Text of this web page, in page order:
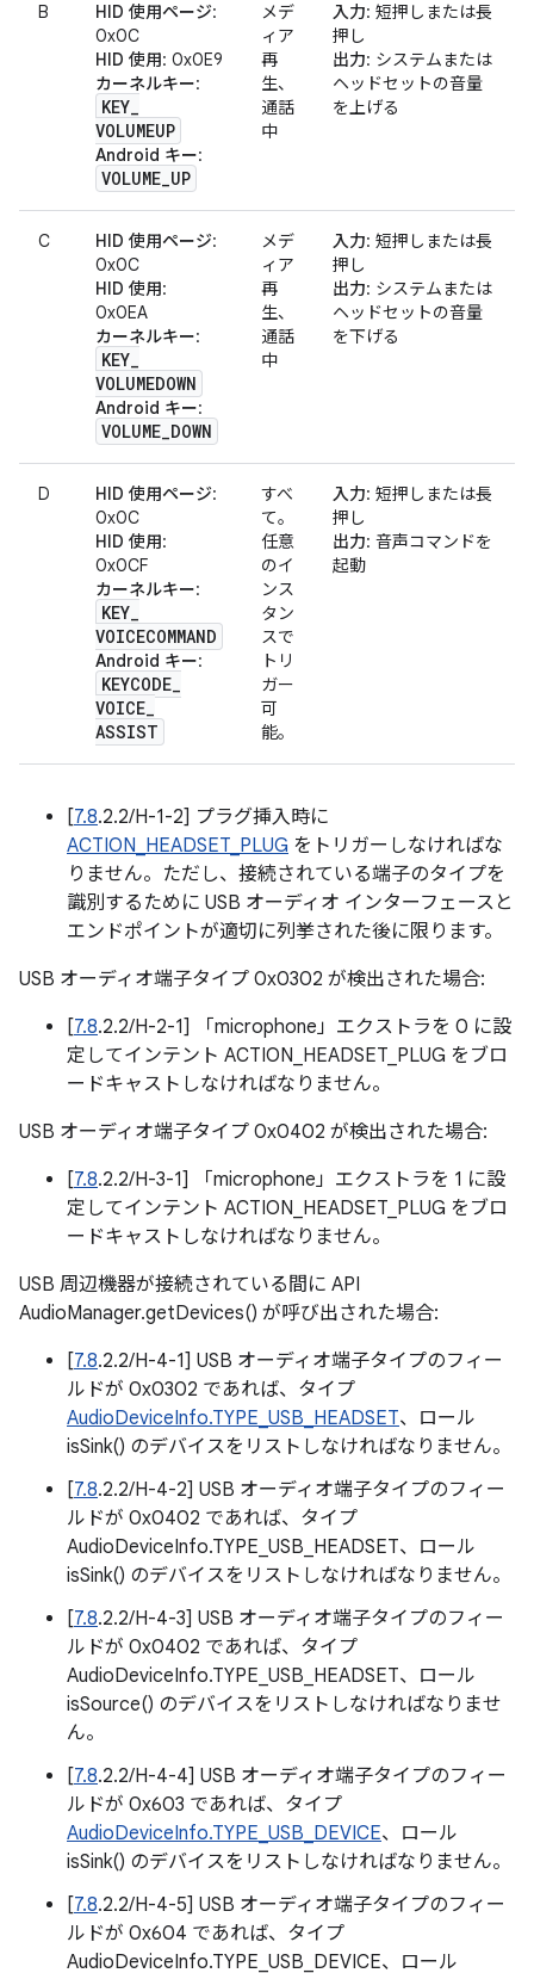
B HID 使用ページ:
0x0C
HID 使用: 0x0E9
カーネルキー:
KEY_
VOLUMEUP
Android キー:
VOLUME_UP
メデ
ィア
再
生、
通話
中
入力: 短押しまたは長
押し
出力: システムまたは
ヘッドセットの音量
を上げる
C HID 使用ページ:
0x0C
HID 使用:
0x0EA
カーネルキー:
KEY_
VOLUMEDOWN
Android キー:
VOLUME_DOWN
メデ
ィア
再
生、
通話
中
入力: 短押しまたは長
押し
出力: システムまたは
ヘッドセットの音量
を下げる
D HID 使用ページ:
0x0C
HID 使用:
0x0CF
カーネルキー:
KEY_
VOICECOMMAND
Android キー:
KEYCODE_
VOICE_
ASSIST
すべ
て。
任意
のイ
ンス
タン
スで
トリ
ガー
可
能。
入力: 短押しまたは長
押し
出力: 音声コマンドを
起動
[7.8.2.2/H-1-2] プラグ挿入時に
ACTION_HEADSET_PLUG をトリガーしなければな
りません。ただし、接続されている端子のタイプを
識別するために USB オーディオ インターフェースと
エンドポイントが適切に列挙された後に限ります。
USB オーディオ端子タイプ 0x0302 が検出された場合:
[7.8.2.2/H-2-1] 「microphone」エクストラを 0 に設
定してインテント ACTION_HEADSET_PLUG をブロ
ードキャストしなければなりません。
USB オーディオ端子タイプ 0x0402 が検出された場合:
[7.8.2.2/H-3-1] 「microphone」エクストラを 1 に設
定してインテント ACTION_HEADSET_PLUG をブロ
ードキャストしなければなりません。
USB 周辺機器が接続されている間に API
AudioManager.getDevices() が呼び出された場合:
[7.8.2.2/H-4-1] USB オーディオ端子タイプのフィー
ルドが 0x0302 であれば、タイプ
AudioDeviceInfo.TYPE_USB_HEADSET、ロール
isSink() のデバイスをリストしなければなりません。
[7.8.2.2/H-4-2] USB オーディオ端子タイプのフィー
ルドが 0x0402 であれば、タイプ
AudioDeviceInfo.TYPE_USB_HEADSET、ロール
isSink() のデバイスをリストしなければなりません。
[7.8.2.2/H-4-3] USB オーディオ端子タイプのフィー
ルドが 0x0402 であれば、タイプ
AudioDeviceInfo.TYPE_USB_HEADSET、ロール
isSource() のデバイスをリストしなければなりませ
ん。
[7.8.2.2/H-4-4] USB オーディオ端子タイプのフィー
ルドが 0x603 であれば、タイプ
AudioDeviceInfo.TYPE_USB_DEVICE、ロール
isSink() のデバイスをリストしなければなりません。
[7.8.2.2/H-4-5] USB オーディオ端子タイプのフィー
ルドが 0x604 であれば、タイプ
AudioDeviceInfo.TYPE_USB_DEVICE、ロール